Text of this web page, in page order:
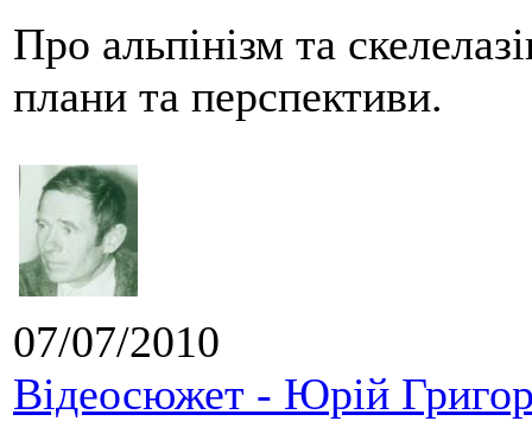
Про альпінізм та
плани та перспективи.
07/07/2010
Відеосюжет - Юрій